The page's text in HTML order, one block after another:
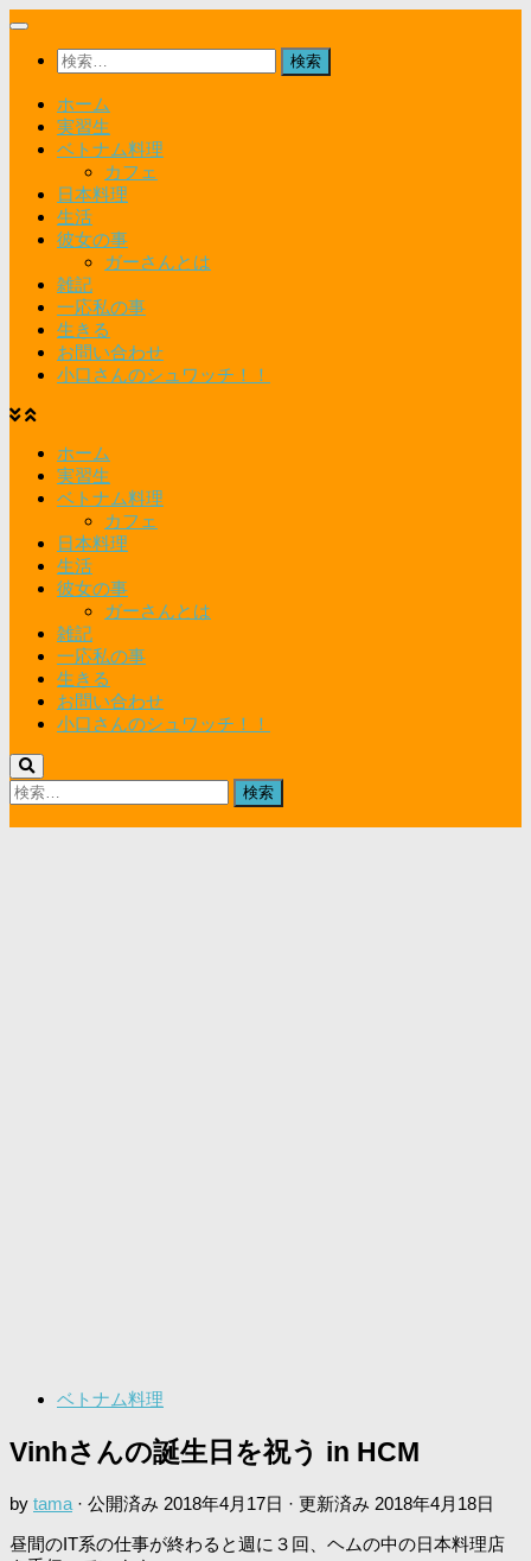
コ
検
索:
ホーム
実習生
ベトナム料理
カフェ
日本料理
生活
彼女の事
ガーさんとは
雑記
一応私の事
生きる
お問い合わせ
小口さんのシュワッチ！！
ホーム
実習生
ベトナム料理
カフェ
日本料理
生活
彼女の事
ガーさんとは
雑記
一応私の事
生きる
お問い合わせ
小口さんのシュワッチ！！
検
索:
ベトナム料理
Vinhさんの誕生日を祝う in HCM
by tama · 公開済み 2018年4月17日 · 更新済み 2018年4月18日
昼間のIT系の仕事が終わると週に３回、ヘムの中の日本料理店